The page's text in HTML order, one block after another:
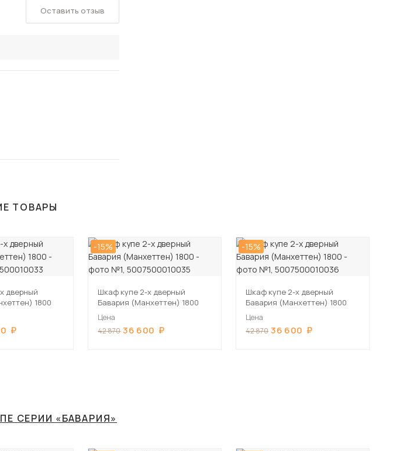
Оставить отзыв
ТОВАРЫ
дверный
1800
-15%
Шкаф купе 2-х дверный
Бавария (Манхеттен) 1800
Цена
42 870 36 600
-15%
Шкаф купе 2-х дверный
Бавария (Манхеттен) 1800
Цена
42 870 36 600
СЕРИИ «БАВАРИЯ»